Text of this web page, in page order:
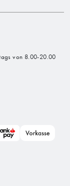
von 8.00-20.00